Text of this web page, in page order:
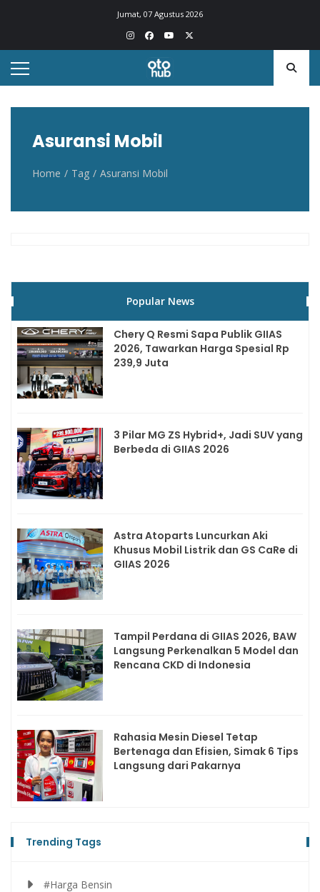
Jumat, 07 Agustus 2026
Otohub.co
Portal berita otomotif Indonesia terkini
Asuransi Mobil
Home Tag Asuransi Mobil
Popular News
Chery Q Resmi Sapa Publik GIIAS
2026, Tawarkan Harga Spesial Rp
239,9 Juta
3 Pilar MG ZS Hybrid+, Jadi SUV yang
Berbeda di GIIAS 2026
Astra Atoparts Luncurkan Aki
Khusus Mobil Listrik dan GS CaRe di
GIIAS 2026
Tampil Perdana di GIIAS 2026, BAW
Langsung Perkenalkan 5 Model dan
Rencana CKD di Indonesia
Rahasia Mesin Diesel Tetap
Bertenaga dan Efisien, Simak 6 Tips
Langsung dari Pakarnya
Trending Tags
#Harga Bensin